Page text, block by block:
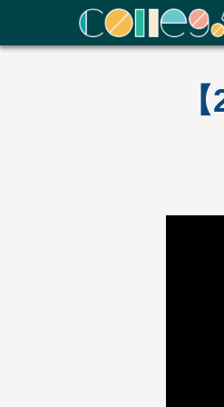
ColleGo! 大學選才與